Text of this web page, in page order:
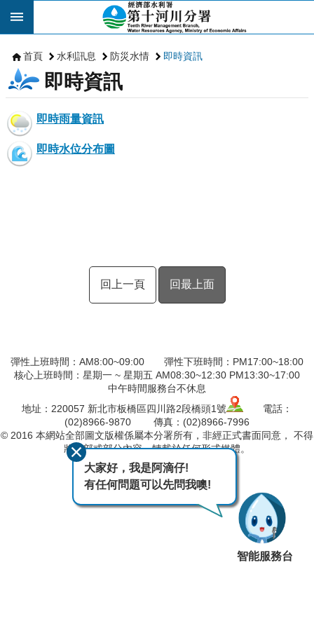
跳到主要內容區塊
首頁 水利訊息 防災水情 即時資訊
即時資訊
即時雨量資訊
即時水位分布圖
回上一頁 回最上面
彈性上班時間：AM8:00~09:00 彈性下班時間：PM17:00~18:00
核心上班時間：星期一 ~ 星期五 AM08:30~12:30 PM13:30~17:00
中午時間服務台不休息
地址：220057 新北市板橋區四川路2段橋頭1號
電話：
(02)8966-9870 傳真：(02)8966-7996
© 2016 本網站全部圖文版權係屬本分署所有，非經正式書面同意， 不得
將全部或部分內容，轉載於任何形式媒體。
最後異動日期115-08-08
瀏覽人次7882
大家好，我是阿滴仔!
有任何問題可以先問我噢!
智能服務台